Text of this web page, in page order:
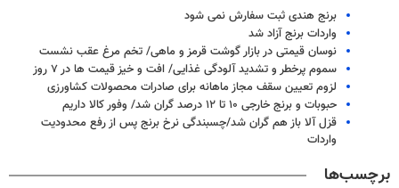
برنج هندی ثبت سفارش نمی شود
واردات برنج آزاد شد
نوسان قیمتی در بازار گوشت قرمز و ماهی/ تخم مرغ عقب نشست
سموم پرخطر و تشدید آلودگی غذایی/ افت و خیز قیمت ها در ۷ روز
لزوم تعیین سقف مجاز ماهانه برای صادرات محصولات کشاورزی
حبوبات و برنج خارجی ۱۰ تا ۱۲ درصد گران شد/ وفور کالا داریم
قزل آلا باز هم گران شد/چسبندگی نرخ برنج پس از رفع محدودیت
واردات
برچسب‌ها